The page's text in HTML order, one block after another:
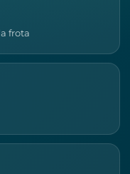
frota